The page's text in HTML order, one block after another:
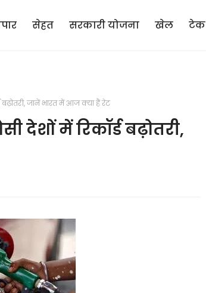
सेहत सरकारी योजना खेल टेक
बढ़ोतरी, जानें भारत में आज क्या हैं रेट
देशों में रिकॉर्ड बढ़ोतरी,